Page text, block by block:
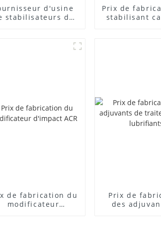
d'usine
stabilisateurs de
Prix ​​de
stabilisant
​​de fabrication du
modificateur
Prix ​​de
des